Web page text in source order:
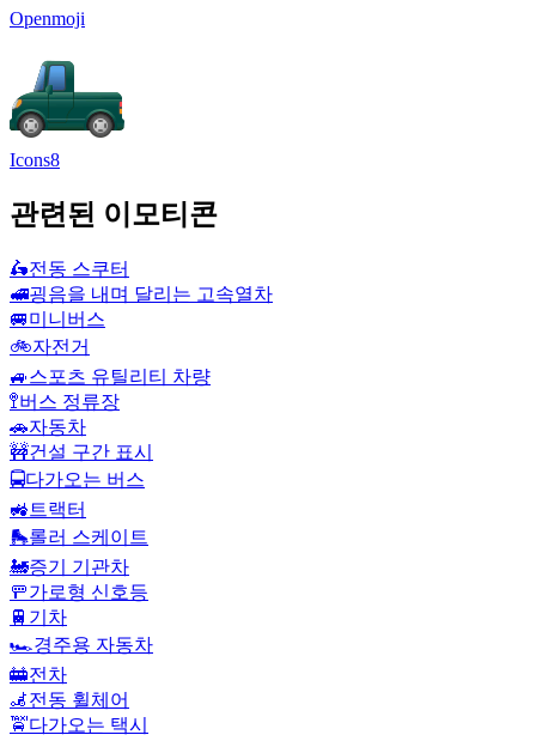
Openmoji
Icons8
관련된 이모티콘
🛵전동 스쿠터
🚅굉음을 내며 달리는 고속열차
🚐미니버스
🚲자전거
🚙스포츠 유틸리티 차량
🚏버스 정류장
🚗자동차
🚧건설 구간 표시
🚍다가오는 버스
🚜 트랙터
🛼롤러 스케이트
🚂증기 기관차
🚥가로형 신호등
🚆 기차
🏎️경주용 자동차
🚋전차
🦼전동 휠체어
🚖다가오는 택시